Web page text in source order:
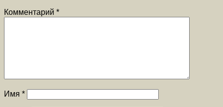
Комментарий *
Имя *